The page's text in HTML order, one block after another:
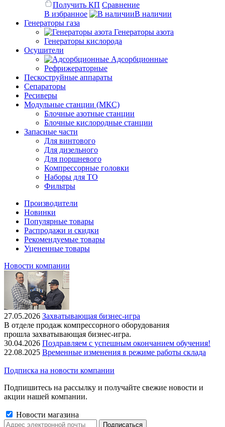
Получить КП Сравнение
В избранное
В наличии
Генераторы газа
Генераторы азота
Генераторы кислорода
Осушители
Адсорбционные
Рефрижераторные
Пескоструйные аппараты
Сепараторы
Ресиверы
Модульные станции (МКС)
Блочные азотные станции
Блочные кислородные станции
Запасные части
Для винтового
Для дизельного
Для поршневого
Компрессорные головки
Наборы для ТО
Фильтры
Производители
Новинки
Популярные товары
Распродажи и скидки
Рекомендуемые товары
Уцененные товары
Новости компании
27.05.2026 Захватывающая бизнес-игра
В отделе продаж компрессорного оборудования
прошла захватывающая бизнес-игра.
30.04.2026 Поздравляем с успешным окончанием обучения!
22.08.2025 Временные изменения в режиме работы склада
Подписка на новости компании
Подпишитесь на рассылку и получайте свежие новости и
акции нашей компании.
Новости магазина